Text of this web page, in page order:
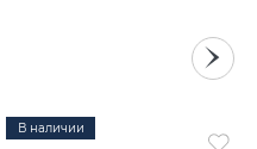
В наличии